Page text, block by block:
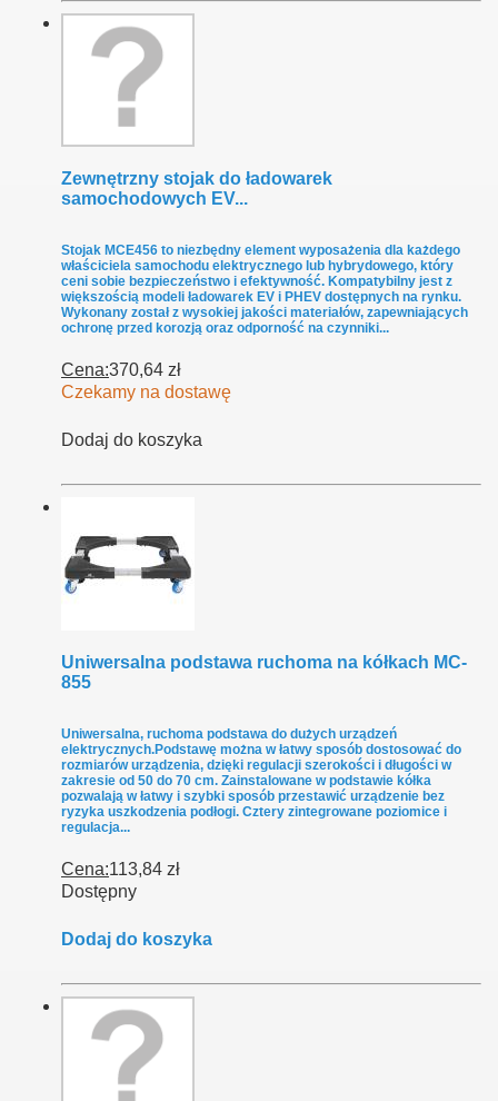
Zewnętrzny stojak do ładowarek
samochodowych EV...
Stojak MCE456 to niezbędny element wyposażenia dla każdego
właściciela samochodu elektrycznego lub hybrydowego, który
ceni sobie bezpieczeństwo i efektywność. Kompatybilny jest z
większością modeli ładowarek EV i PHEV dostępnych na rynku.
Wykonany został z wysokiej jakości materiałów, zapewniających
ochronę przed korozją oraz odporność na czynniki...
Cena:370,64 zł
Czekamy na dostawę
Dodaj do koszyka
Uniwersalna podstawa ruchoma na kółkach MC-
855
Uniwersalna, ruchoma podstawa do dużych urządzeń
elektrycznych.Podstawę można w łatwy sposób dostosować do
rozmiarów urządzenia, dzięki regulacji szerokości i długości w
zakresie od 50 do 70 cm. Zainstalowane w podstawie kółka
pozwalają w łatwy i szybki sposób przestawić urządzenie bez
ryzyka uszkodzenia podłogi. Cztery zintegrowane poziomice i
regulacja...
Cena:113,84 zł
Dostępny
Dodaj do koszyka